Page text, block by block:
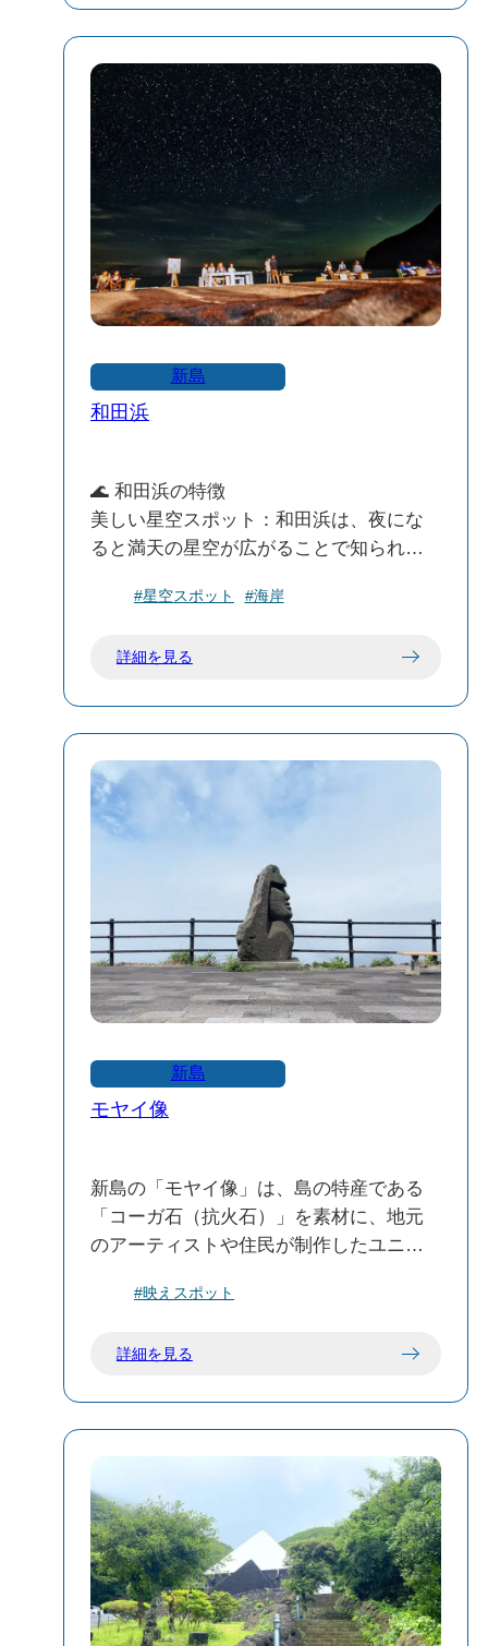
と。その名の通り、目の前にそびえ立つ
のは火山灰が固まってできた巨大な白い
壁。まるで時間が止まったかのような、
静かな迫力に包まれます。
■どこから見る？白ママ断崖の楽しみ方
白ママ断崖は、下から見上げるルートと
上から見渡すルートの2通りがあります。
しうらかいがん）の奥、砂浜を歩いてい
くとその姿が目の前に現れます。ただ
し、波や風雨による浸食が激しく、崖の
・上から見るには… 大峰山の登山道を
利用して、上から白ママ断崖を一望する
ことも可能です。こちらも足元に注意し
は絶対にやめてください。自然は美しく
もあり、時にとても厳しいのです。
青い海と白い断崖。ここでしか見られな
い“新島ブルー”
青く透き通った海と、真っ白な断崖のコ
ただただ「すごい…」としか言葉が出て
こない景色が、そこには広がっていま
す。
実はこの白い断崖と同じ岩が、新島全体
海岸もこの岩の恩恵を受けて、まるで南
国のような白砂ビーチが続いています。
の材料としても使われているんです！
新島
和田浜
🌊 和田浜の特徴
美しい星空スポット：和田浜は、夜にな
ると満天の星空が広がることで知られて
辺で星空を眺めるのに最適な場所です。
海岸は遊泳禁止ですが、サーフィンやボ
ます。
自然環境の保全：和田浜の砂浜には海浜
植物が生育しており、自然環境の保全が
図られています。また、人工リーフの整
備により砂浜の侵食が抑えられていると
されています。
⚠️ 注意点
遊泳禁止：和田浜海岸は遊泳禁止となっ
ンやボディボードを楽しむ際も、安全に
十分注意してください。
チです。訪れる際は、自然環境の保全に
配慮しながら、ゆったりとした時間をお
過ごしください。
#星空スポット #海岸
詳細を見る
新島
モヤイ像
新島の「モヤイ像」は、島の特産である
「コーガ石（抗火石）」を素材に、地元
のアーティストや住民が制作したユニー
イースター島の「モアイ像」をモデルに
られています。
島でのみ採掘される希少な火山岩で、軽
量かつ加工が容易な特性を持ちます。こ
の石は、建築材や彫刻の素材として古く
から利用されており、モヤイ像の制作に
も適しています。
#映えスポット
詳細を見る